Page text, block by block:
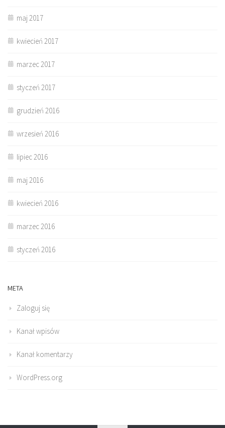
maj 2017
kwiecień 2017
marzec 2017
styczeń 2017
grudzień 2016
wrzesień 2016
lipiec 2016
maj 2016
kwiecień 2016
marzec 2016
styczeń 2016
META
Zaloguj się
Kanał wpisów
Kanał komentarzy
WordPress.org